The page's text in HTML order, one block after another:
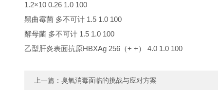
1.2×10 0.26 1.0 100
黑曲霉菌 多不可计 1.5 1.0 100
酵母菌 多不可计 1.5 1.0 100
乙型肝炎表面抗原HBXAg 256（+ +） 4.0 1.0 100
上一篇： 臭氧消毒面临的挑战与应对方案